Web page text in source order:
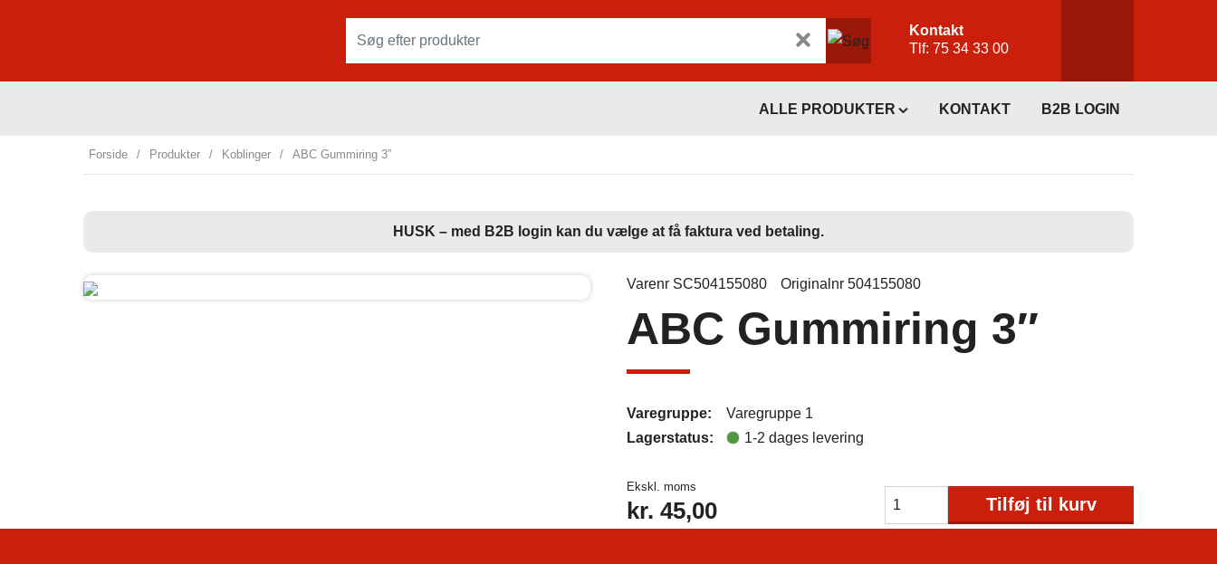
Kontakt
Tlf: 75 34 33 00
ALLE PRODUKTER KONTAKT B2B LOGIN
Forside / Produkter / Koblinger / ABC Gummiring 3″
HUSK – med B2B login kan du vælge at få faktura ved betaling.
Varenr SC504155080 Originalnr 504155080
ABC Gummiring 3″
Varegruppe:
Varegruppe 1
Lagerstatus:
1-2 dages levering
Ekskl. moms
kr. 45,00 Tilføj til kurv